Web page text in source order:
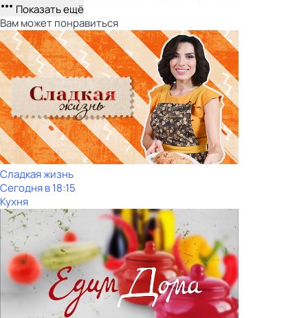
Показать ещё
Вам может понравиться
Сладкая жизнь
Сегодня в 18:15
Кухня